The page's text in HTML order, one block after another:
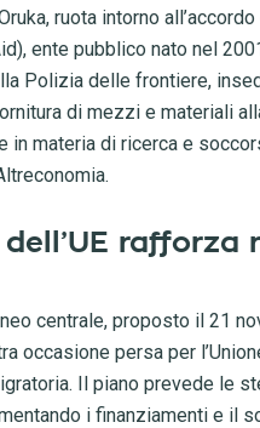
ruota intorno
ente pubblico nato nel
Polizia delle frontiere,
di mezzi e materiali
materia di ricerca e
rafforza
centrale, proposto il 21
occasione persa per
Il piano prevede le
i finanziamenti e il